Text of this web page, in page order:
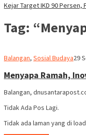
Kejar Target IKD 90 Persen,
Tag:
Balangan, Sosial Budaya29
Menyapa Ramah,
Balangan,
Tidak Ada Pos Lagi.
Tidak ada laman yang di